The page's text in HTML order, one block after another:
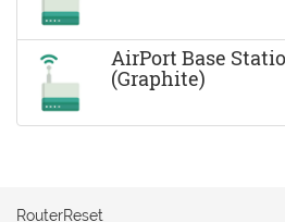
AirPort Base
(Graphite)
RouterReset